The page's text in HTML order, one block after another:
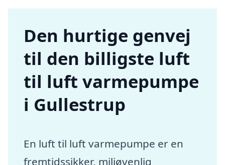
Den hurtige genvej
til den billigste luft
til luft varmepumpe
i Gullestrup
En luft til luft varmepumpe er en
fremtidssikker, miljøvenlig